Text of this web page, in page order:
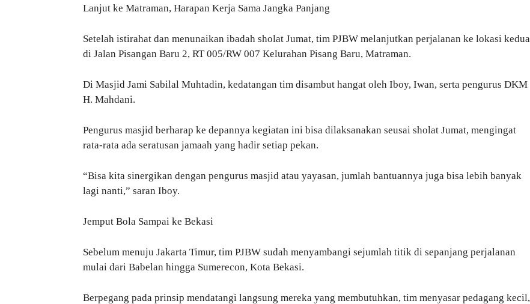
Lanjut ke Matraman, Harapan Kerja Sama Jangka Panjang
Setelah istirahat dan menunaikan ibadah sholat Jumat, tim PJBW melanjutkan perjalanan ke lokasi kedua
di Jalan Pisangan Baru 2, RT 005/RW 007 Kelurahan Pisang Baru, Matraman.
Di Masjid Jami Sabilal Muhtadin, kedatangan tim disambut hangat oleh Iboy, Iwan, serta pengurus DKM
H. Mahdani.
Pengurus masjid berharap ke depannya kegiatan ini bisa dilaksanakan seusai sholat Jumat, mengingat
rata-rata ada seratusan jamaah yang hadir setiap pekan.
“Bisa kita sinergikan dengan pengurus masjid atau yayasan, jumlah bantuannya juga bisa lebih banyak
lagi nanti,” saran Iboy.
Jemput Bola Sampai ke Bekasi
Sebelum menuju Jakarta Timur, tim PJBW sudah menyambangi sejumlah titik di sepanjang perjalanan
mulai dari Babelan hingga Sumerecon, Kota Bekasi.
Berpegang pada prinsip mendatangi langsung mereka yang membutuhkan, tim menyasar pedagang kecil,